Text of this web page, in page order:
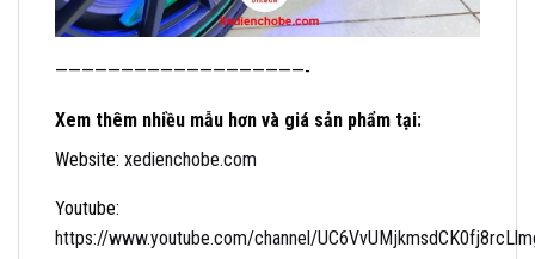
———————————————————-
Xem thêm nhiều mẫu hơn và giá sản phẩm tại:
Website: xedienchobe.com
Youtube:
https://www.youtube.com/channel/